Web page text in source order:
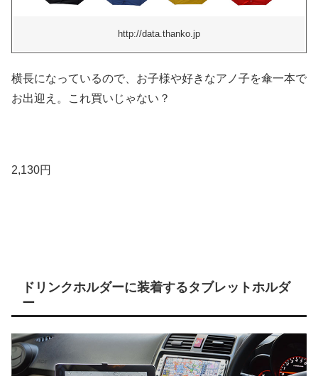
http://data.thanko.jp
横長になっているので、お子様や好きなアノ子を傘一本で
お出迎え。これ買いじゃない？
2,130円
ドリンクホルダーに装着するタブレットホルダ
ー